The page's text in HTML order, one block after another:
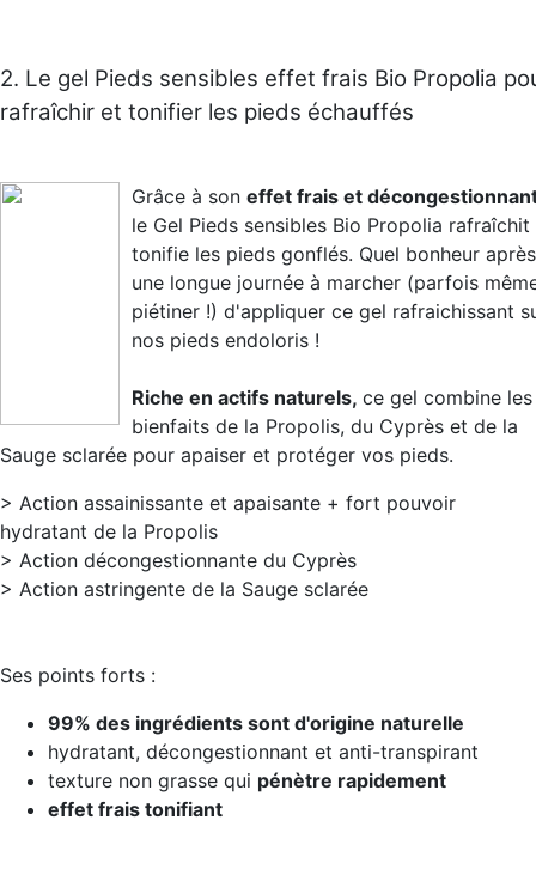
2. Le gel Pieds sensibles effet frais Bio Propolia
rafraîchir et tonifier les pieds échauffés
Grâce à son effet frais et
le Gel Pieds sensibles Bio Propolia rafraîchit
tonifie les pieds gonflés. Quel bonheur après
une longue journée à marcher (parfois
piétiner !) d'appliquer ce gel rafraichissant
nos pieds endoloris !
Riche en actifs naturels, ce gel combine les
bienfaits de la Propolis, du Cyprès et de la
Sauge sclarée pour apaiser et protéger vos pieds.
> Action assainissante et apaisante + fort pouvoir
hydratant de la Propolis
> Action décongestionnante du Cyprès
> Action astringente de la Sauge sclarée
Ses points forts :
99% des ingrédients sont d'origine naturelle
hydratant, décongestionnant et anti-transpirant
texture non grasse qui pénètre rapidement
effet frais tonifiant